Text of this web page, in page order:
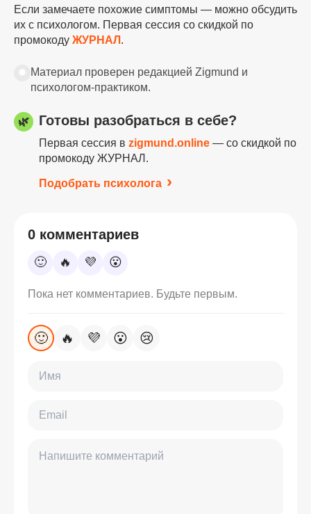
Если замечаете похожие симптомы — можно обсудить
их с психологом. Первая сессия со скидкой по
промокоду ЖУРНАЛ .
Материал проверен редакцией Zigmund и
психологом-практиком.
🌿 Готовы разобраться в себе?
Первая сессия в zigmund.online — со скидкой по
промокоду ЖУРНАЛ.
Подобрать психолога
0 комментариев
🙂 🔥 💜 😮
Пока нет комментариев. Будьте первым.
🙂 🔥 💜 😮 😢